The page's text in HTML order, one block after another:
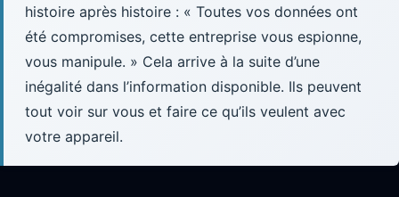
histoire après histoire : « Toutes vos données ont
été compromises, cette entreprise vous espionne,
vous manipule. » Cela arrive à la suite d’une
inégalité dans l’information disponible. Ils peuvent
tout voir sur vous et faire ce qu’ils veulent avec
votre appareil.